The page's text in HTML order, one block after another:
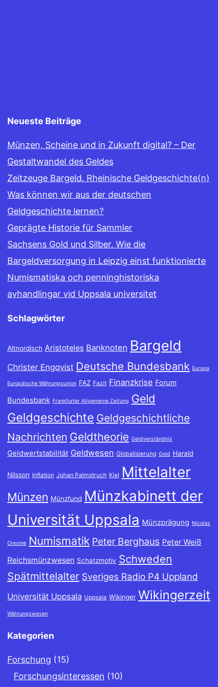
Neueste Beiträge
Münzen, Scheine und in Zukunft digital? – Der
Gestaltwandel des Geldes
Zeitzeuge Bargeld. Rheinische Geldgeschichte(n)
Was können wir aus der deutschen
Geldgeschichte lernen?
Geprägte Historie für Sammler
Sachsens Gold und Silber. Wie die
Bargeldversorgung in Leipzig einst funktionierte
Numismatiska och penninghistoriska
avhandlingar vid Uppsala universitet
Schlagwörter
Altnordisch Aristoteles Banknoten Bargeld
Christer Engqvist Deutsche Bundesbank Europa
Europäische Währungsunion FAZ Fazit Finanzkrise Forum
Bundesbank Frankfurter Allgemeine Zeitung Geld
Geldgeschichte Geldgeschichtliche
Nachrichten Geldtheorie Geldverständnis
Geldwertstabilität Geldwesen Globalisierung Gold Harald
Nilsson Inflation Johan Palmstruch Kiel Mittelalter
Münzen Münzfund Münzkabinett der
Universität Uppsala Münzprägung Nicolas
Oresme Numismatik Peter Berghaus Peter Weiß
Reichsmünzwesen Schatzmotiv Schweden
Spätmittelalter Sveriges Radio P4 Uppland
Universität Uppsala Uppsala Wikinger Wikingerzeit
Währungswesen
Kategorien
Forschung (15)
Forschungsinteressen (10)